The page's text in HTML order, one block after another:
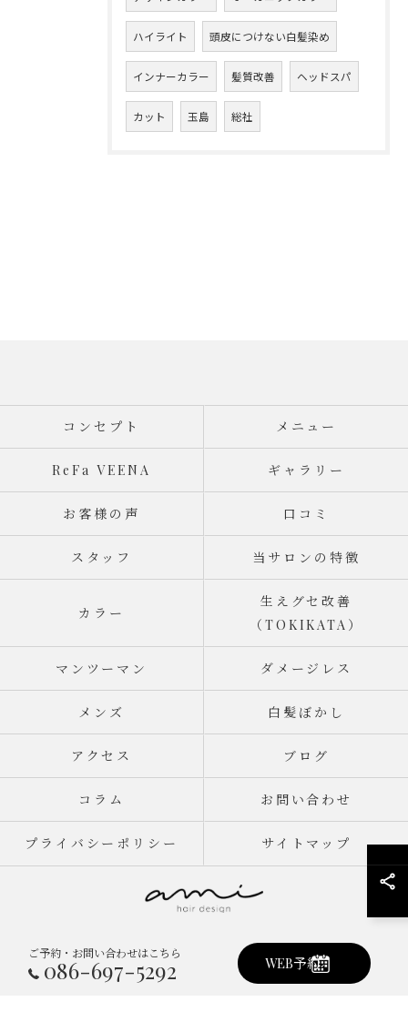
ハイライト 頭皮につけない白髪染め
インナーカラー 髪質改善 ヘッドスパ
カット 玉島 総社
ご予約・お問い合わせはこちら
086-697-5292 WEB予約
コンセプト メニュー
ReFa VEENA ギャラリー
お客様の声 口コミ
スタッフ 当サロンの特徴
カラー
生えグセ改善
（TOKIKATA）
マンツーマン ダメージレス
メンズ 白髪ぼかし
アクセス ブログ
コラム お問い合わせ
プライバシーポリシー サイトマップ
© 2026 岡山県倉敷市真備町の美容室ならami hair design ALL RIGHTS
RESERVED.